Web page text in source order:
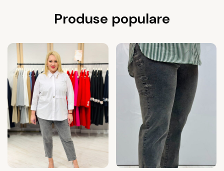
Produse populare